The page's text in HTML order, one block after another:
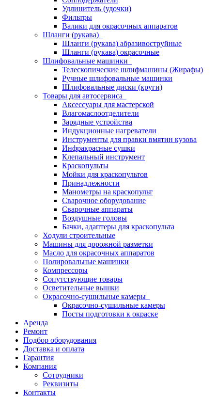
Удлинитель (удочки)
Фильтры
Валики для окрасочных аппаратов
Шланги (рукава)
Шланги (рукава) абразивоструйные
Шланги (рукава) окрасочные
Шлифовальные машинки
Телескопические шлифмашины (Жирафы)
Ручные шлифовальные машинки
Шлифовальные диски (круги)
Товары для автосервиса
Аксессуары для мастерской
Влагомаслоотделители
Зарядные устройства
Индукционные нагреватели
Инструменты для правки вмятин кузова
Инфракрасные сушки
Клепальный инструмент
Краскопульты
Мойки для краскопультов
Принадлежности
Манометры на краскопульт
Сварочное оборудование
Сварочные аппараты
Воздушные головы
Бачки, адаптеры для краскопульта
Ходули строительные
Машины для дорожной разметки
Масло для окрасочных аппаратов
Полировальные машинки
Компрессоры
Сопутствующие товары
Осветительные вышки
Окрасочно-сушильные камеры
Окрасочно-сушильные камеры
Посты подготовки к окраске
Аренда
Ремонт
Подбор оборудования
Доставка и оплата
Гарантия
Компания
Сотрудники
Реквизиты
Контакты